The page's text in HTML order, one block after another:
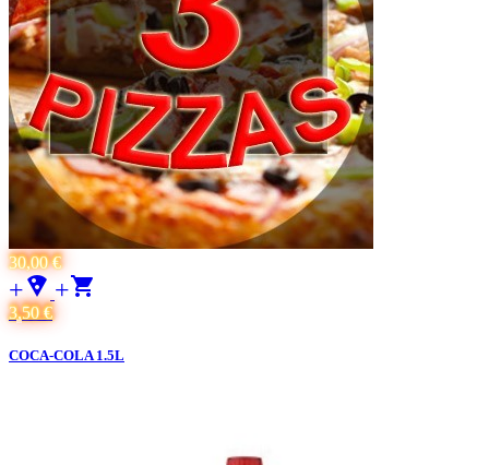
30,00 €
+local_pizza +
3,50 €
COCA-COLA 1.5L